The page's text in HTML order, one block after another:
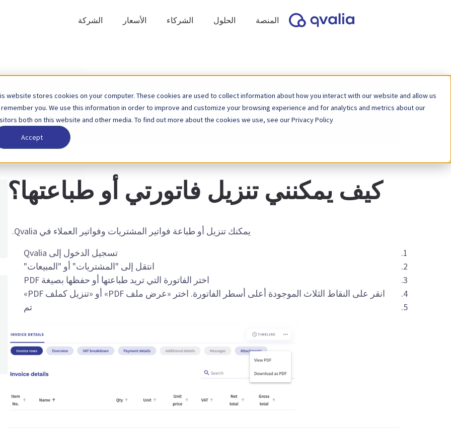
website stores cookies on your computer. These cookies are used to collect information about how you interact with our website and allow us
you. We use this information in order to improve and customize your browsing experience and for analytics and metrics about our
both on this website and other media. To find out more about the cookies we use, see our Privacy Policy.
Accept
المنصة الحلول الشركاء الأسعار الشركة
عن
الصفحة الرئيسية قاعدة المعرفة
الفوترة الإلكترونية
الصفحة الرئيسية
قاعدة المعرفة أدلة المستخدم
كيف يمكنني تنزيل فاتورتي أو طباعتها؟
يمكنك تنزيل أو طباعة فواتير المشتريات وفواتير العملاء في Qvalia.
تسجيل الدخول إلى Qvalia
انتقل إلى "المشتريات" أو "المبيعات"
اختر الفاتورة التي تريد طباعتها أو حفظها بصيغة PDF
انقر على النقاط الثلاث الموجودة أعلى أسطر الفاتورة. اختر «عرض ملف PDF» أو «تنزيل كملف PDF»
تم